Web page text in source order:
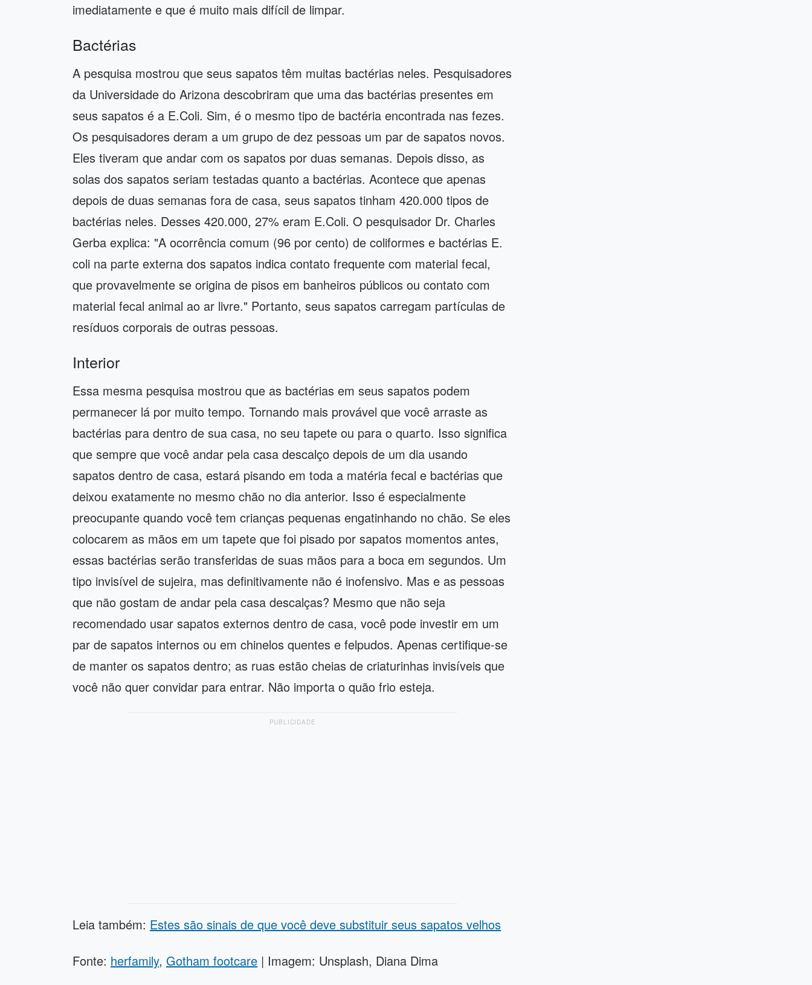
imediatamente e que é muito mais difícil de limpar.
Bactérias
A pesquisa mostrou que seus sapatos têm muitas bactérias neles. Pesquisadores
da Universidade do Arizona descobriram que uma das bactérias presentes em
seus sapatos é a E.Coli. Sim, é o mesmo tipo de bactéria encontrada nas fezes.
Os pesquisadores deram a um grupo de dez pessoas um par de sapatos novos.
Eles tiveram que andar com os sapatos por duas semanas. Depois disso, as
solas dos sapatos seriam testadas quanto a bactérias. Acontece que apenas
depois de duas semanas fora de casa, seus sapatos tinham 420.000 tipos de
bactérias neles. Desses 420.000, 27% eram E.Coli. O pesquisador Dr. Charles
Gerba explica: "A ocorrência comum (96 por cento) de coliformes e bactérias E.
coli na parte externa dos sapatos indica contato frequente com material fecal,
que provavelmente se origina de pisos em banheiros públicos ou contato com
material fecal animal ao ar livre." Portanto, seus sapatos carregam partículas de
resíduos corporais de outras pessoas.
Interior
Essa mesma pesquisa mostrou que as bactérias em seus sapatos podem
permanecer lá por muito tempo. Tornando mais provável que você arraste as
bactérias para dentro de sua casa, no seu tapete ou para o quarto. Isso significa
que sempre que você andar pela casa descalço depois de um dia usando
sapatos dentro de casa, estará pisando em toda a matéria fecal e bactérias que
deixou exatamente no mesmo chão no dia anterior. Isso é especialmente
preocupante quando você tem crianças pequenas engatinhando no chão. Se eles
colocarem as mãos em um tapete que foi pisado por sapatos momentos antes,
essas bactérias serão transferidas de suas mãos para a boca em segundos. Um
tipo invisível de sujeira, mas definitivamente não é inofensivo. Mas e as pessoas
que não gostam de andar pela casa descalças? Mesmo que não seja
recomendado usar sapatos externos dentro de casa, você pode investir em um
par de sapatos internos ou em chinelos quentes e felpudos. Apenas certifique-se
de manter os sapatos dentro; as ruas estão cheias de criaturinhas invisíveis que
você não quer convidar para entrar. Não importa o quão frio esteja.
PUBLICIDADE
Leia também: Estes são sinais de que você deve substituir seus sapatos velhos
Fonte: herfamily, Gotham footcare | Imagem: Unsplash, Diana Dima